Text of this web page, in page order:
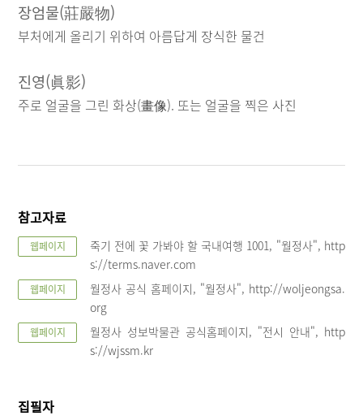
장엄물(莊嚴物)
부처에게 올리기 위하여 아름답게 장식한 물건
진영(眞影)
주로 얼굴을 그린 화상(畫像). 또는 얼굴을 찍은 사진
참고자료
웹페이지
죽기 전에 꽃 가봐야 할 국내여행 1001, "월정사", http
s://terms.naver.com
웹페이지
월정사 공식 홈페이지, "월정사", http://woljeongsa.
org
웹페이지
월정사 성보박물관 공식홈페이지, "전시 안내", http
s://wjssm.kr
집필자